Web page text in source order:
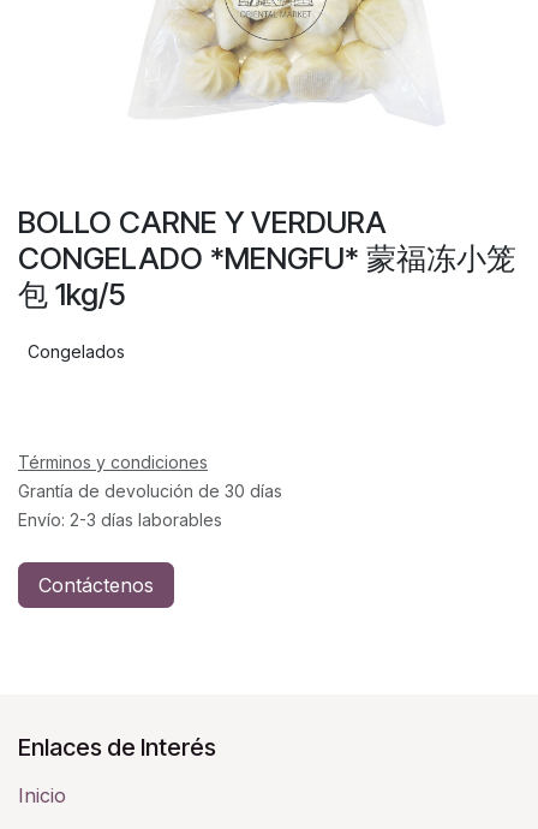
BOLLO CARNE Y VERDURA
CONGELADO *MENGFU* 蒙福冻小笼
包 1kg/5
Congelados
Términos y condiciones
Grantía de devolución de 30 días
Envío: 2-3 días laborables
Contáctenos
Enlaces de Interés
Inicio